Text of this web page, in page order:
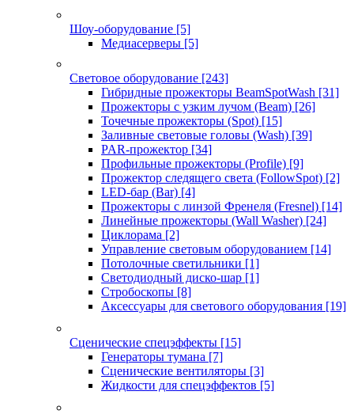
Шоу-оборудование [5]
Медиасерверы [5]
Световое оборудование [243]
Гибридные прожекторы BeamSpotWash [31]
Прожекторы с узким лучом (Beam) [26]
Точечные прожекторы (Spot) [15]
Заливные световые головы (Wash) [39]
PAR-прожектор [34]
Профильные прожекторы (Profile) [9]
Прожектор следящего света (FollowSpot) [2]
LED-бар (Bar) [4]
Прожекторы с линзой Френеля (Fresnel) [14]
Линейные прожекторы (Wall Washer) [24]
Циклорама [2]
Управление световым оборудованием [14]
Потолочные светильники [1]
Светодиодный диско-шар [1]
Стробоскопы [8]
Аксессуары для светового оборудования [19]
Сценические спецэффекты [15]
Генераторы тумана [7]
Сценические вентиляторы [3]
Жидкости для спецэффектов [5]